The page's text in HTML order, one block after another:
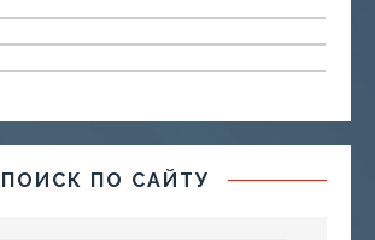
ПОИСК ПО САЙТУ